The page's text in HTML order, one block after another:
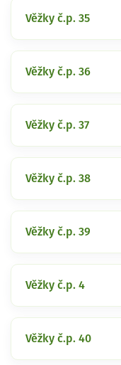
Věžky č.p. 35
Věžky č.p. 36
Věžky č.p. 37
Věžky č.p. 38
Věžky č.p. 39
Věžky č.p. 4
Věžky č.p. 40